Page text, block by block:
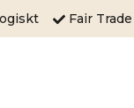
Fair